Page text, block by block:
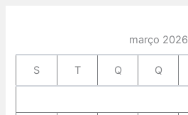
março 2026
S T Q Q